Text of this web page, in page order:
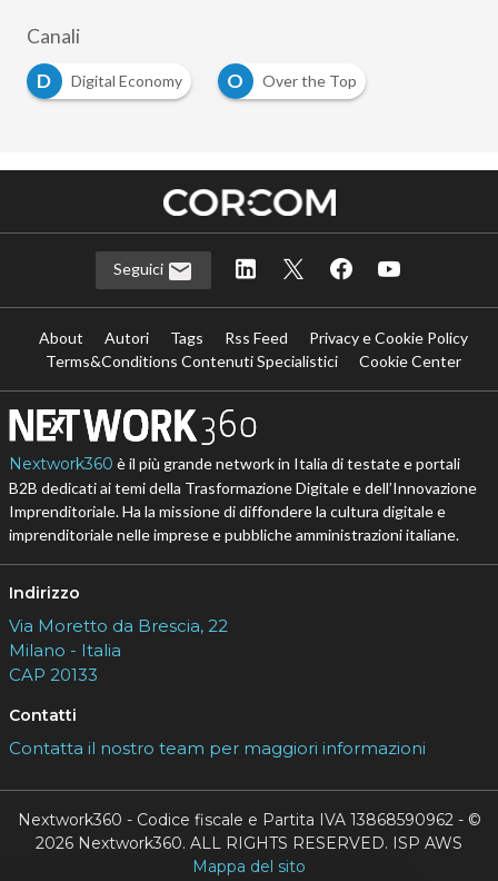
Canali
D
Digital Economy O Over the Top
Seguici
About Autori Tags Rss Feed
Privacy e Cookie Policy
Terms&Conditions Contenuti Specialistici
Cookie Center
Nextwork360 è il più grande network in Italia di testate e portali
B2B dedicati ai temi della Trasformazione Digitale e dell’Innovazione
Imprenditoriale. Ha la missione di diffondere la cultura digitale e
imprenditoriale nelle imprese e pubbliche amministrazioni italiane.
Indirizzo
Via Moretto da Brescia, 22
Milano - Italia
CAP 20133
Contatti
Contatta il nostro team per maggiori informazioni
Nextwork360 - Codice fiscale e Partita IVA 13868590962 - ©
2026 Nextwork360. ALL RIGHTS RESERVED. ISP AWS
Mappa del sito